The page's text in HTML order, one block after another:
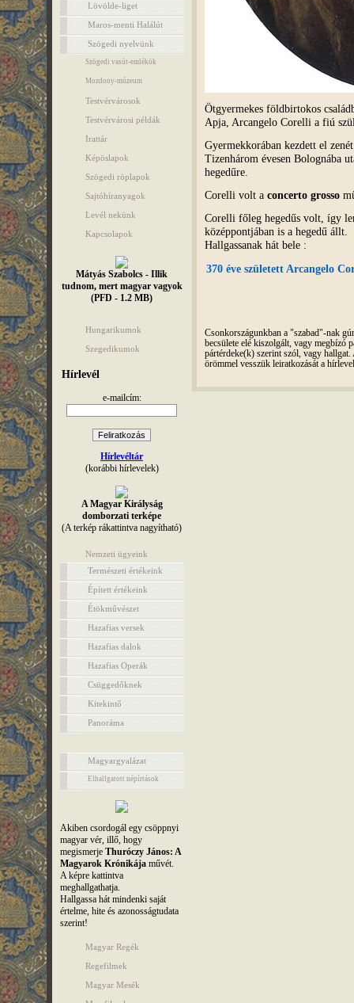
Lövölde-liget
Maros-menti Halálút
Szögedi nyelvünk
Szögedi vasút-emlékök
Mozdony-múzeum
Testvérvárosok
Testvérvárosi példák
Irattár
Képöslapok
Szögedi röplapok
Sajtóhíranyagok
Levél nekünk
Kapcsolapok
Mátyás Szabolcs - Illik
tudnom, mert magyar vagyok
(PFD - 1.2 MB)
Hungarikumok
Szegedikumok
Hírlevél
e-mailcím:
Hírlevéltár
(korábbi hírlevelek)
A Magyar Királyság
domborzati terképe
(A terkép rákattintva nagyítható)
Nemzeti ügyeink
Természeti értékeink
Épített értékeink
Étökművészet
Hazafias versek
Hazafias dalok
Hazafias Operák
Csüggedőknek
Kitekintő
Panoráma
Magyargyalázat
Elhallgatott népírtások
Akiben csordogál egy csöppnyi
magyar vér, illő, hogy
megismerje Thuróczy János: A
Magyarok Krónikájaművét.
A képre kattintva
meghallgathatja.
Hallgassa hát mindenki saját
értelme, hite és azonosságtudata
szerint!
Magyar Regék
Regefilmek
Magyar Mesék
Ötgyermekes földbirtokos
Apja, Arcangelo Corelli a fiú
Gyermekkorában kezdett el
Tizenhárom évesen Bolognába
hegedűre.
Corelli volt a concerto grosso
Corelli főleg hegedűs volt, így
középpontjában is a hegedű állt.
Hallgassanak hát bele :
370 éve született Arcangelo
Csonkországunkban a "szabad"-nak
becsülete elé kiszolgált, vagy megbízó
pártérdeke(k) szerint szól, vagy
örömmel vesszük leiratkozását a